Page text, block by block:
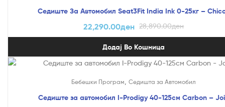
Седиште За Автомобил Seat3Fit India Ink 0-25кг –
28,890.00ден
22,290.00ден
Додај Во Кошница
Бебешки Програм Седишта за Автомобил
Седиште за автомобил I-Prodigy 40-125см Carbon –